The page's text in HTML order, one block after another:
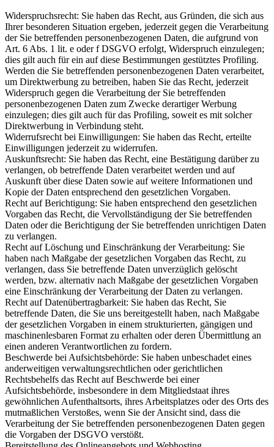
Widerspruchsrecht: Sie haben das Recht, aus Gründen, die sich aus
Ihrer besonderen Situation ergeben, jederzeit gegen die Verarbeitung
der Sie betreffenden personenbezogenen Daten, die aufgrund von
Art. 6 Abs. 1 lit. e oder f DSGVO erfolgt, Widerspruch einzulegen;
dies gilt auch für ein auf diese Bestimmungen gestütztes Profiling.
Werden die Sie betreffenden personenbezogenen Daten verarbeitet,
um Direktwerbung zu betreiben, haben Sie das Recht, jederzeit
Widerspruch gegen die Verarbeitung der Sie betreffenden
personenbezogenen Daten zum Zwecke derartiger Werbung
einzulegen; dies gilt auch für das Profiling, soweit es mit solcher
Direktwerbung in Verbindung steht.
Widerrufsrecht bei Einwilligungen: Sie haben das Recht, erteilte
Einwilligungen jederzeit zu widerrufen.
Auskunftsrecht: Sie haben das Recht, eine Bestätigung darüber zu
verlangen, ob betreffende Daten verarbeitet werden und auf
Auskunft über diese Daten sowie auf weitere Informationen und
Kopie der Daten entsprechend den gesetzlichen Vorgaben.
Recht auf Berichtigung: Sie haben entsprechend den gesetzlichen
Vorgaben das Recht, die Vervollständigung der Sie betreffenden
Daten oder die Berichtigung der Sie betreffenden unrichtigen Daten
zu verlangen.
Recht auf Löschung und Einschränkung der Verarbeitung: Sie
haben nach Maßgabe der gesetzlichen Vorgaben das Recht, zu
verlangen, dass Sie betreffende Daten unverzüglich gelöscht
werden, bzw. alternativ nach Maßgabe der gesetzlichen Vorgaben
eine Einschränkung der Verarbeitung der Daten zu verlangen.
Recht auf Datenübertragbarkeit: Sie haben das Recht, Sie
betreffende Daten, die Sie uns bereitgestellt haben, nach Maßgabe
der gesetzlichen Vorgaben in einem strukturierten, gängigen und
maschinenlesbaren Format zu erhalten oder deren Übermittlung an
einen anderen Verantwortlichen zu fordern.
Beschwerde bei Aufsichtsbehörde: Sie haben unbeschadet eines
anderweitigen verwaltungsrechtlichen oder gerichtlichen
Rechtsbehelfs das Recht auf Beschwerde bei einer
Aufsichtsbehörde, insbesondere in dem Mitgliedstaat ihres
gewöhnlichen Aufenthaltsorts, ihres Arbeitsplatzes oder des Orts des
mutmaßlichen Verstoßes, wenn Sie der Ansicht sind, dass die
Verarbeitung der Sie betreffenden personenbezogenen Daten gegen
die Vorgaben der DSGVO verstößt.